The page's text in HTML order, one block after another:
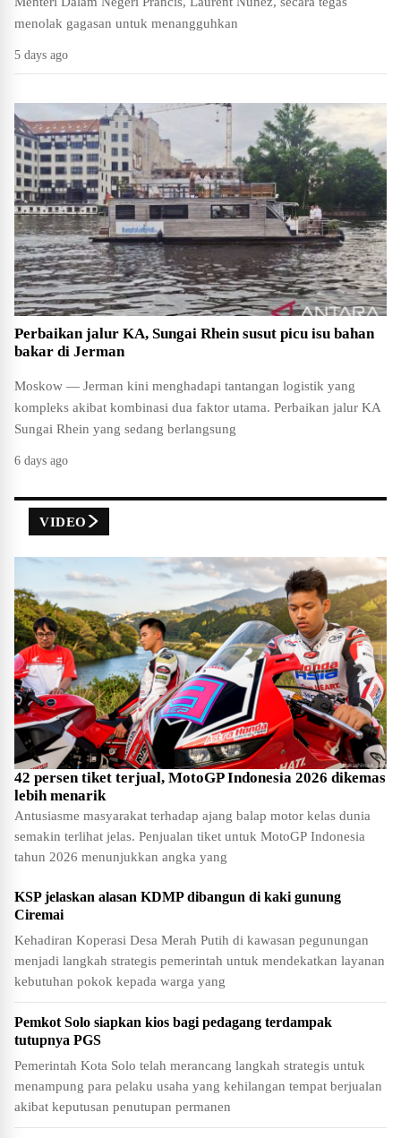
menolak gagasan untuk menangguhkan
5 days ago
Perbaikan jalur KA, Sungai Rhein susut picu isu bahan
bakar di Jerman
Moskow — Jerman kini menghadapi tantangan logistik yang
kompleks akibat kombinasi dua faktor utama. Perbaikan jalur KA
Sungai Rhein yang sedang berlangsung
6 days ago
VIDEO
42 persen tiket terjual, MotoGP Indonesia 2026 dikemas
lebih menarik
Antusiasme masyarakat terhadap ajang balap motor kelas dunia
semakin terlihat jelas. Penjualan tiket untuk MotoGP Indonesia
tahun 2026 menunjukkan angka yang
KSP jelaskan alasan KDMP dibangun di kaki gunung
Ciremai
Kehadiran Koperasi Desa Merah Putih di kawasan pegunungan
menjadi langkah strategis pemerintah untuk mendekatkan layanan
kebutuhan pokok kepada warga yang
Pemkot Solo siapkan kios bagi pedagang terdampak
tutupnya PGS
Pemerintah Kota Solo telah merancang langkah strategis untuk
menampung para pelaku usaha yang kehilangan tempat berjualan
akibat keputusan penutupan permanen